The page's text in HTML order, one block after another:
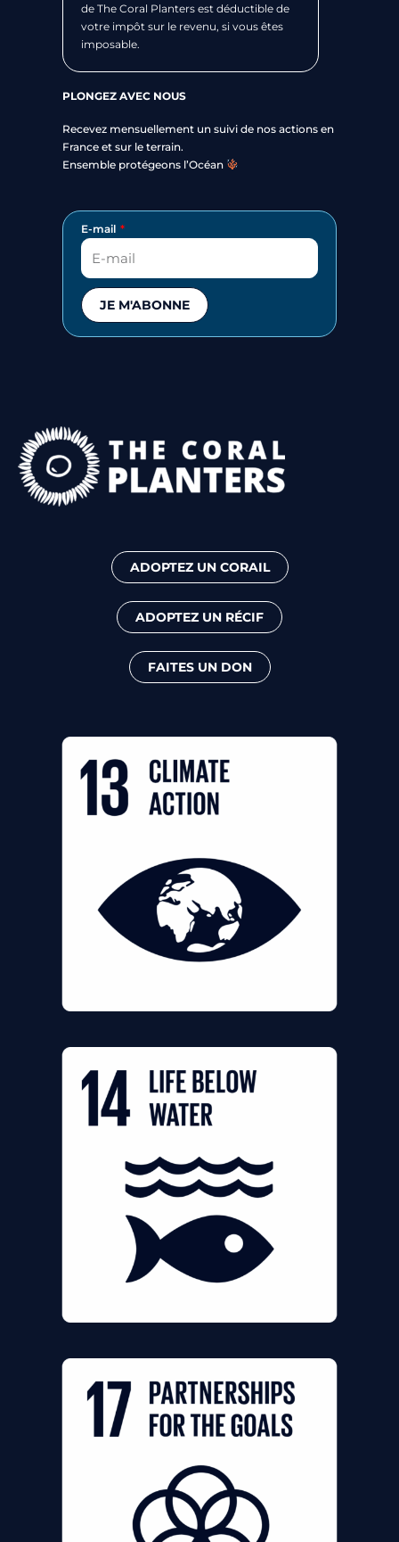
de The Coral Planters est déductible de
votre impôt sur le revenu, si vous êtes
imposable.
PLONGEZ AVEC NOUS
Recevez mensuellement un suivi de nos actions en
France et sur le terrain.
Ensemble protégeons l’Océan
E-mail
JE M'ABONNE
ADOPTEZ UN CORAIL
ADOPTEZ UN RÉCIF
FAITES UN DON